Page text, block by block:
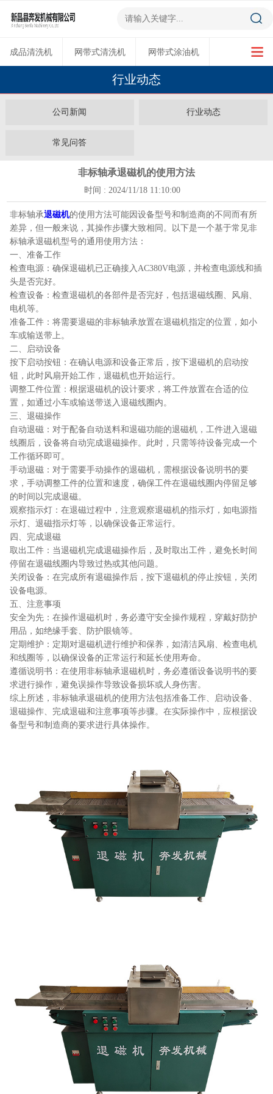
成品清洗机 网带式清洗机 网带式涂油机
多功能烘干机行业动态
公司新闻 行业动态
常见问答
非标轴承退磁机的使用方法
时间 : 2024/11/18 11:10:00
非标轴承退磁机的使用方法可能因设备型号和制造商的不同而有所
差异，但一般来说，其操作步骤大致相同。以下是一个基于常见非
标轴承退磁机型号的通用使用方法：
一、准备工作
检查电源：确保退磁机已正确接入AC380V电源，并检查电源线和插
头是否完好。
检查设备：检查退磁机的各部件是否完好，包括退磁线圈、风扇、
电机等。
准备工件：将需要退磁的非标轴承放置在退磁机指定的位置，如小
车或输送带上。
二、启动设备
按下启动按钮：在确认电源和设备正常后，按下退磁机的启动按
钮，此时风扇开始工作，退磁机也开始运行。
调整工件位置：根据退磁机的设计要求，将工件放置在合适的位
置，如通过小车或输送带送入退磁线圈内。
三、退磁操作
自动退磁：对于配备自动送料和退磁功能的退磁机，工件进入退磁
线圈后，设备将自动完成退磁操作。此时，只需等待设备完成一个
工作循环即可。
手动退磁：对于需要手动操作的退磁机，需根据设备说明书的要
求，手动调整工件的位置和速度，确保工件在退磁线圈内停留足够
的时间以完成退磁。
观察指示灯：在退磁过程中，注意观察退磁机的指示灯，如电源指
示灯、退磁指示灯等，以确保设备正常运行。
四、完成退磁
取出工件：当退磁机完成退磁操作后，及时取出工件，避免长时间
停留在退磁线圈内导致过热或其他问题。
关闭设备：在完成所有退磁操作后，按下退磁机的停止按钮，关闭
设备电源。
五、注意事项
安全为先：在操作退磁机时，务必遵守安全操作规程，穿戴好防护
用品，如绝缘手套、防护眼镜等。
定期维护：定期对退磁机进行维护和保养，如清洁风扇、检查电机
和线圈等，以确保设备的正常运行和延长使用寿命。
遵循说明书：在使用非标轴承退磁机时，务必遵循设备说明书的要
求进行操作，避免误操作导致设备损坏或人身伤害。
综上所述，非标轴承退磁机的使用方法包括准备工作、启动设备、
退磁操作、完成退磁和注意事项等步骤。在实际操作中，应根据设
备型号和制造商的要求进行具体操作。